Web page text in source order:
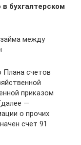
бухгалтерском
между
Плана счетов
приказом
—
о прочих
счет 91